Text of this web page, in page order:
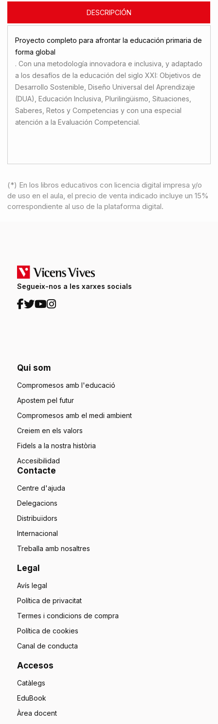
DESCRIPCIÓN
Proyecto completo para afrontar la educación primaria de
forma global
. Con una metodología innovadora e inclusiva, y adaptado
a los desafíos de la educación del siglo XXI: Objetivos de
Desarrollo Sostenible, Diseño Universal del Aprendizaje
(DUA), Educación Inclusiva, Plurilingüismo, Situaciones,
Saberes, Retos y Competencias y con una especial
atención a la Evaluación Competencial.
(*) En los libros educativos con licencia digital impresa y/o
de uso en el aula, el precio de venta indicado incluye un 15%
correspondiente al uso de la plataforma digital.
Segueix-nos a les xarxes socials
Qui som
Compromesos amb l'educació
Apostem pel futur
Compromesos amb el medi ambient
Creiem en els valors
Fidels a la nostra història
Accesibilidad
Contacte
Centre d'ajuda
Delegacions
Distribuïdors
Internacional
Treballa amb nosaltres
Legal
Avís legal
Política de privacitat
Termes i condicions de compra
Política de cookies
Canal de conducta
Accesos
Catàlegs
EduBook
Àrea docent